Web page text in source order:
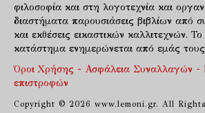
φιλοσοφία και στη λογοτεχνία και
διαστήματα παρουσιάσεις βιβλίων από
και εκθέσεις εικαστικών καλλιτεχνών.
κατάστημα ενημερώνεται από εμάς τους
Όροι Χρήσης - Ασφάλεια Συναλλαγών -
επιστροφών
Copyright © 2026 www.lemoni.gr. All Rights